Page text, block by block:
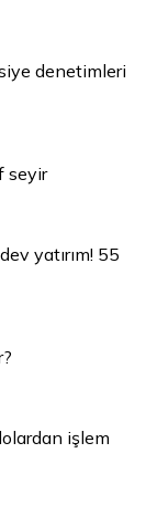
denetimleri
seyir
yatırım! 55
işlem